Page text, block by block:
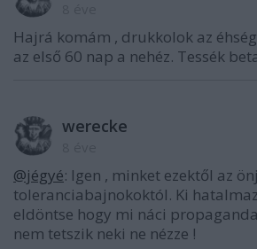
Hajrá komám , drukkolok az
az első 60 nap a nehéz. Tessék
werecke
@jégyé: Igen , minket ezektől az
toleranciabajnokoktól. Ki
eldöntse hogy mi náci
nem tetszik neki ne nézze !